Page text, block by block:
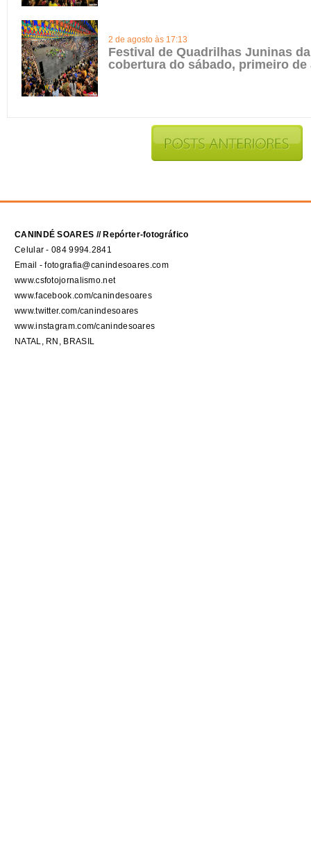
2 de agosto às 17:13
Festival de Quadrilhas Juninas
cobertura do sábado, primeiro de
CANINDÉ SOARES // Repórter-fotográfico
Celular - 084 9994.2841
Email - fotografia@canindesoares.com
www.csfotojornalismo.net
www.facebook.com/canindesoares
www.twitter.com/canindesoares
www.instagram.com/canindesoares
NATAL, RN, BRASIL